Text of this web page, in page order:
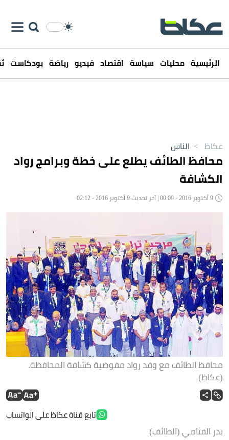
الرئيسية محليات سياسة اقتصاد فيديو رياضة بودكاست
عكاظ > الناس
محافظ الطائف يطلع على خطة وبرامج رواد
الكشافة
محافظ الطائف مع وفد رواد مفوضية كشافة المحافظة.
(عكاظ)
تابع قناة عكاظ على الواتساب
بدر القثامي (الطائف)